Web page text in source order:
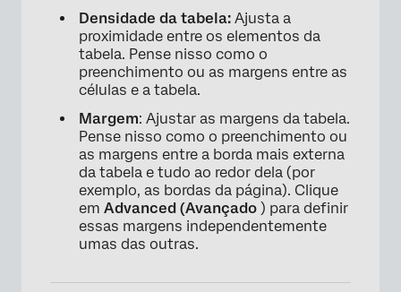
Densidade da tabela: Ajusta a
proximidade entre os elementos da
tabela. Pense nisso como o
preenchimento ou as margens entre as
células e a tabela.
Margem: Ajustar as margens da tabela.
Pense nisso como o preenchimento ou
as margens entre a borda mais externa
da tabela e tudo ao redor dela (por
exemplo, as bordas da página). Clique
em Advanced (Avançado ) para definir
essas margens independentemente
umas das outras.